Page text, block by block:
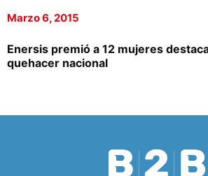
Marzo 6, 2015
Enersis premió a 12 mujeres
quehacer nacional